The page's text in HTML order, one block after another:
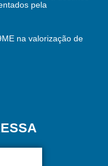
pela
na valorização de